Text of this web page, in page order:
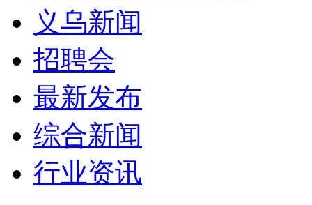
义乌新闻
招聘会
最新发布
综合新闻
行业资讯